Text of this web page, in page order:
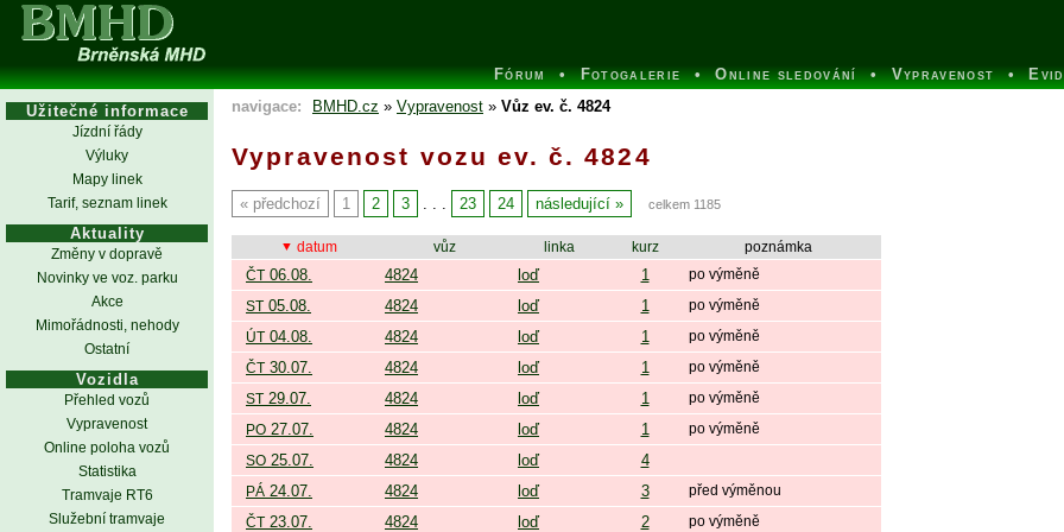
Fórum Fotogalerie Online sledování Vypravenost
Vypravenost vozu ev. č. 4824
předchozí 1 2 3 . . . 23 24 následující celkem 1185
datum vůz linka kurz
poznámka
ČT 06.08. 4824 loď 1
po výměně
ST 05.08. 4824 loď 1
po výměně
ÚT 04.08. 4824 loď 1
po výměně
ČT 30.07. 4824 loď 1
po výměně
ST 29.07. 4824 loď 1
po výměně
PO 27.07. 4824 loď 1
po výměně
SO 25.07. 4824 loď 4
PÁ 24.07. 4824 loď 3
před výměnou
ČT 23.07. 4824 loď 2
po výměně
Užitečné informace
Jízdní řády
Výluky
Mapy linek
Tarif, seznam linek
Aktuality
Změny v dopravě
Novinky ve voz. parku
Akce
Mimořádnosti, nehody
Ostatní
Vozidla
Přehled vozů
Vypravenost
Online poloha vozů
Statistika
Tramvaje RT6
Služební tramvaje
navigace: BMHD.cz » Vypravenost » Vůz ev. č. 4824